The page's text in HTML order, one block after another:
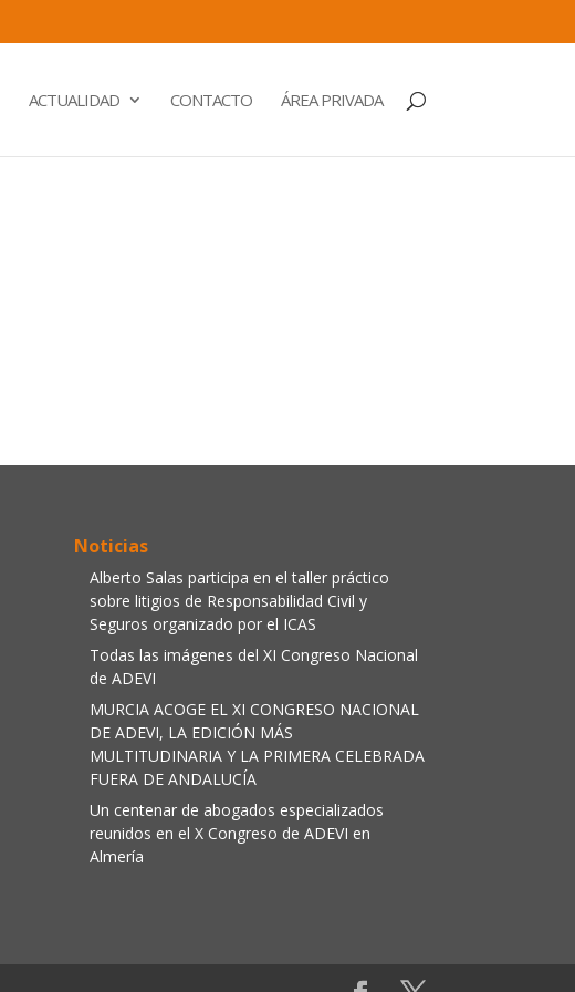
ACTUALIDAD CONTACTO ÁREA PRIVADA
Noticias
Alberto Salas participa en el taller práctico
sobre litigios de Responsabilidad Civil y
Seguros organizado por el ICAS
Todas las imágenes del XI Congreso Nacional
de ADEVI
MURCIA ACOGE EL XI CONGRESO NACIONAL
DE ADEVI, LA EDICIÓN MÁS
MULTITUDINARIA Y LA PRIMERA CELEBRADA
FUERA DE ANDALUCÍA
Un centenar de abogados especializados
reunidos en el X Congreso de ADEVI en
Almería